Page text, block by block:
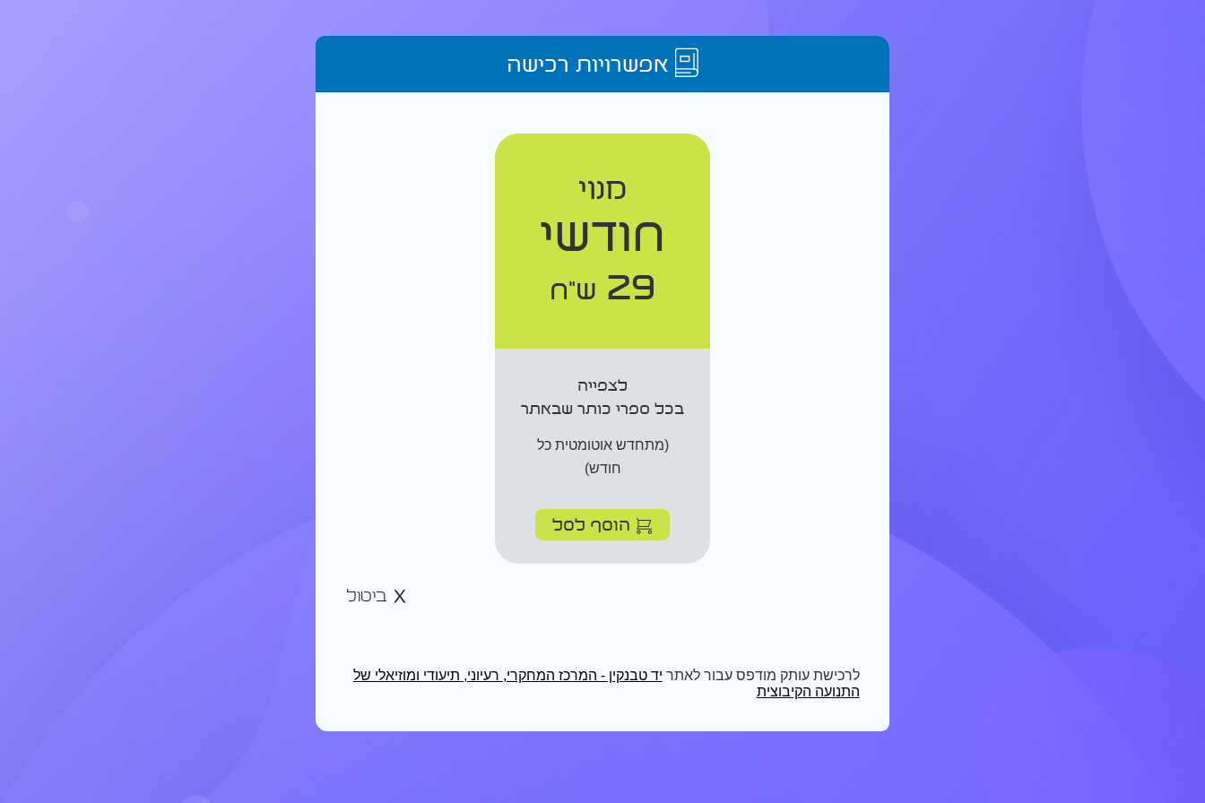
אפשרויות רכישה
מנוי
חודשי
29 ש"ח
לצפייה
בכל ספרי כותר שבאתר
(מתחדש אוטומטית כל
חודש)
הוסף לסל
ביטול
לרכישת עותק מודפס עבור לאתר יד טבנקין - המרכז המחקרי, רעיוני, תיעודי ומוזיאלי של
התנועה הקיבוצית